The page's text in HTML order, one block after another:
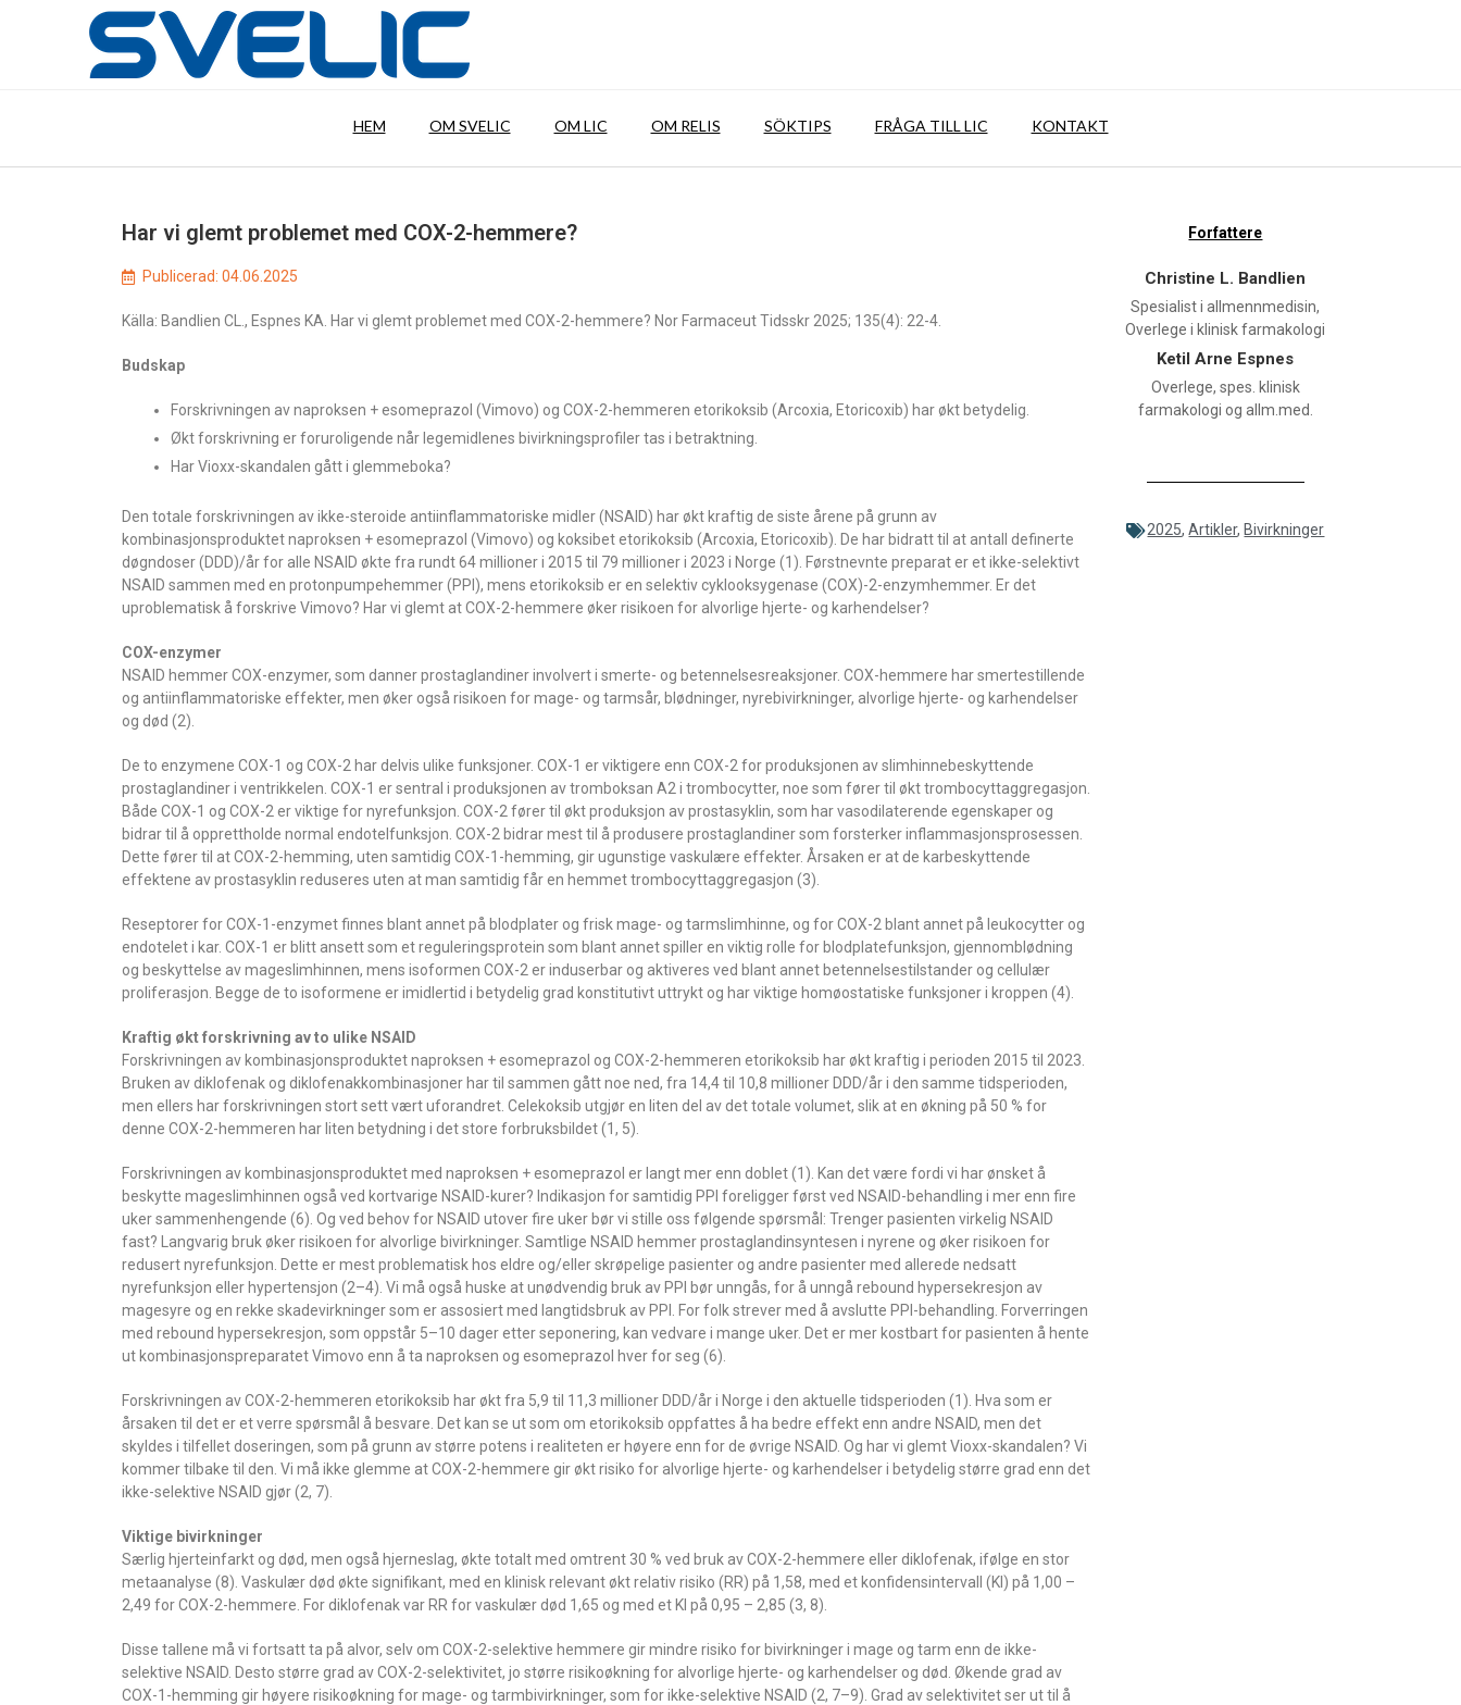
HEM OM SVELIC OM LIC OM RELIS SÖKTIPS FRÅGA TILL LIC KONTAKT
Har vi glemt problemet med COX-2-hemmere?
Publicerad: 04.06.2025
Källa: Bandlien CL., Espnes KA. Har vi glemt problemet med COX-2-hemmere? Nor Farmaceut Tidsskr 2025; 135(4): 22-4.
Budskap
Forskrivningen av naproksen + esomeprazol (Vimovo) og COX-2-hemmeren etorikoksib (Arcoxia, Etoricoxib) har økt betydelig.
Økt forskrivning er foruroligende når legemidlenes bivirkningsprofiler tas i betraktning.
Har Vioxx-skandalen gått i glemmeboka?
Den totale forskrivningen av ikke-steroide antiinflammatoriske midler (NSAID) har økt kraftig de siste årene på grunn av
kombinasjonsproduktet naproksen + esomeprazol (Vimovo) og koksibet etorikoksib (Arcoxia, Etoricoxib). De har bidratt til at antall definerte
døgndoser (DDD)/år for alle NSAID økte fra rundt 64 millioner i 2015 til 79 millioner i 2023 i Norge (1). Førstnevnte preparat er et ikke-selektivt
NSAID sammen med en protonpumpehemmer (PPI), mens etorikoksib er en selektiv cyklooksygenase (COX)-2-enzymhemmer. Er det
uproblematisk å forskrive Vimovo? Har vi glemt at COX-2-hemmere øker risikoen for alvorlige hjerte- og karhendelser?
COX-enzymer
NSAID hemmer COX-enzymer, som danner prostaglandiner involvert i smerte- og betennelsesreaksjoner. COX-hemmere har smertestillende
og antiinflammatoriske effekter, men øker også risikoen for mage- og tarmsår, blødninger, nyrebivirkninger, alvorlige hjerte- og karhendelser
og død (2).
De to enzymene COX-1 og COX-2 har delvis ulike funksjoner. COX-1 er viktigere enn COX-2 for produksjonen av slimhinnebeskyttende
prostaglandiner i ventrikkelen. COX-1 er sentral i produksjonen av tromboksan A2 i trombocytter, noe som fører til økt trombocyttaggregasjon.
Både COX-1 og COX-2 er viktige for nyrefunksjon. COX-2 fører til økt produksjon av prostasyklin, som har vasodilaterende egenskaper og
bidrar til å opprettholde normal endotelfunksjon. COX-2 bidrar mest til å produsere prostaglandiner som forsterker inflammasjonsprosessen.
Dette fører til at COX-2-hemming, uten samtidig COX-1-hemming, gir ugunstige vaskulære effekter. Årsaken er at de karbeskyttende
effektene av prostasyklin reduseres uten at man samtidig får en hemmet trombocyttaggregasjon (3).
Reseptorer for COX-1-enzymet finnes blant annet på blodplater og frisk mage- og tarmslimhinne, og for COX-2 blant annet på leukocytter og
endotelet i kar. COX-1 er blitt ansett som et reguleringsprotein som blant annet spiller en viktig rolle for blodplatefunksjon, gjennomblødning
og beskyttelse av mageslimhinnen, mens isoformen COX-2 er induserbar og aktiveres ved blant annet betennelsestilstander og cellulær
proliferasjon. Begge de to isoformene er imidlertid i betydelig grad konstitutivt uttrykt og har viktige homøostatiske funksjoner i kroppen (4).
Kraftig økt forskrivning av to ulike NSAID
Forskrivningen av kombinasjonsproduktet naproksen + esomeprazol og COX-2-hemmeren etorikoksib har økt kraftig i perioden 2015 til 2023.
Bruken av diklofenak og diklofenakkombinasjoner har til sammen gått noe ned, fra 14,4 til 10,8 millioner DDD/år i den samme tidsperioden,
men ellers har forskrivningen stort sett vært uforandret. Celekoksib utgjør en liten del av det totale volumet, slik at en økning på 50 % for
denne COX-2-hemmeren har liten betydning i det store forbruksbildet (1, 5).
Forskrivningen av kombinasjonsproduktet med naproksen + esomeprazol er langt mer enn doblet (1). Kan det være fordi vi har ønsket å
beskytte mageslimhinnen også ved kortvarige NSAID-kurer? Indikasjon for samtidig PPI foreligger først ved NSAID-behandling i mer enn fire
uker sammenhengende (6). Og ved behov for NSAID utover fire uker bør vi stille oss følgende spørsmål: Trenger pasienten virkelig NSAID
fast? Langvarig bruk øker risikoen for alvorlige bivirkninger. Samtlige NSAID hemmer prostaglandinsyntesen i nyrene og øker risikoen for
redusert nyrefunksjon. Dette er mest problematisk hos eldre og/eller skrøpelige pasienter og andre pasienter med allerede nedsatt
nyrefunksjon eller hypertensjon (2–4). Vi må også huske at unødvendig bruk av PPI bør unngås, for å unngå rebound hypersekresjon av
magesyre og en rekke skadevirkninger som er assosiert med langtidsbruk av PPI. For folk strever med å avslutte PPI-behandling. Forverringen
med rebound hypersekresjon, som oppstår 5–10 dager etter seponering, kan vedvare i mange uker. Det er mer kostbart for pasienten å hente
ut kombinasjonspreparatet Vimovo enn å ta naproksen og esomeprazol hver for seg (6).
Forskrivningen av COX-2-hemmeren etorikoksib har økt fra 5,9 til 11,3 millioner DDD/år i Norge i den aktuelle tidsperioden (1). Hva som er
årsaken til det er et verre spørsmål å besvare. Det kan se ut som om etorikoksib oppfattes å ha bedre effekt enn andre NSAID, men det
skyldes i tilfellet doseringen, som på grunn av større potens i realiteten er høyere enn for de øvrige NSAID. Og har vi glemt Vioxx-skandalen? Vi
kommer tilbake til den. Vi må ikke glemme at COX-2-hemmere gir økt risiko for alvorlige hjerte- og karhendelser i betydelig større grad enn det
ikke-selektive NSAID gjør (2, 7).
Viktige bivirkninger
Særlig hjerteinfarkt og død, men også hjerneslag, økte totalt med omtrent 30 % ved bruk av COX-2-hemmere eller diklofenak, ifølge en stor
metaanalyse (8). Vaskulær død økte signifikant, med en klinisk relevant økt relativ risiko (RR) på 1,58, med et konfidensintervall (KI) på 1,00 –
2,49 for COX-2-hemmere. For diklofenak var RR for vaskulær død 1,65 og med et KI på 0,95 – 2,85 (3, 8).
Disse tallene må vi fortsatt ta på alvor, selv om COX-2-selektive hemmere gir mindre risiko for bivirkninger i mage og tarm enn de ikke-
selektive NSAID. Desto større grad av COX-2-selektivitet, jo større risikoøkning for alvorlige hjerte- og karhendelser og død. Økende grad av
COX-1-hemming gir høyere risikoøkning for mage- og tarmbivirkninger, som for ikke-selektive NSAID (2, 7–9). Grad av selektivitet ser ut til å
Forfattere
Christine L. Bandlien
Spesialist i allmennmedisin,
Overlege i klinisk farmakologi
Ketil Arne Espnes
Overlege, spes. klinisk
farmakologi og allm.med.
2025,Artikler, Bivirkninger